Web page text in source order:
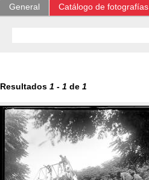
General Catálogo de fotografías
Resultados 1 - 1 de 1